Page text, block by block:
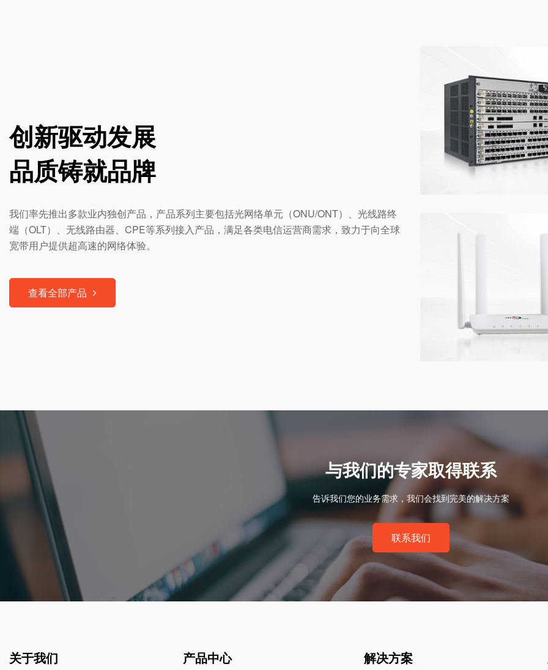
创新驱动发展
品质铸就品牌
我们率先推出多款业内独创产品，产品系列主要包括光网络单元（ONU/ONT）、光线路终
端（OLT）、无线路由器、CPE等系列接入产品，满足各类电信运营商需求，致力于向全球
宽带用户提供超高速的网络体验。
查看全部产品
与我们的专家取得联系
告诉我们您的业务需求，我们会找到完美的解决方案
联系我们
关于我们 产品中心 解决方案